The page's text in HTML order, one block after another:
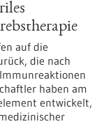
auf die
die nach
haben am
entwickelt,